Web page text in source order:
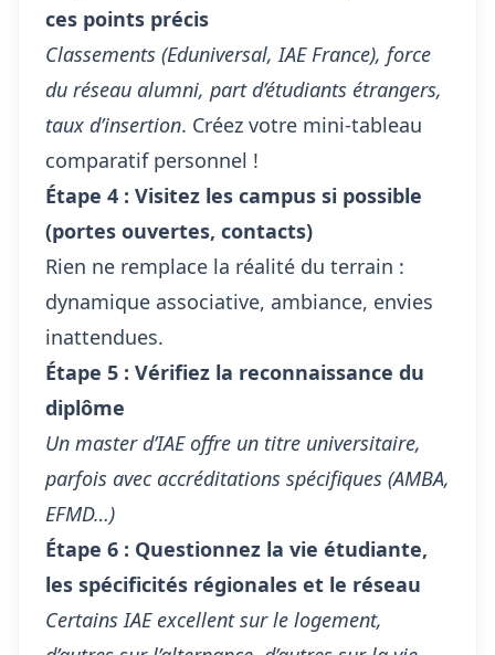
ces points précis
Classements (Eduniversal, IAE France), force
du réseau alumni, part d’étudiants étrangers,
taux d’insertion. Créez votre mini-tableau
comparatif personnel !
Étape 4 : Visitez les campus si possible
(portes ouvertes, contacts)
Rien ne remplace la réalité du terrain :
dynamique associative, ambiance, envies
inattendues.
Étape 5 : Vérifiez la reconnaissance du
diplôme
Un master d’IAE offre un titre universitaire,
parfois avec accréditations spécifiques (AMBA,
EFMD…)
Étape 6 : Questionnez la vie étudiante,
les spécificités régionales et le réseau
Certains IAE excellent sur le logement,